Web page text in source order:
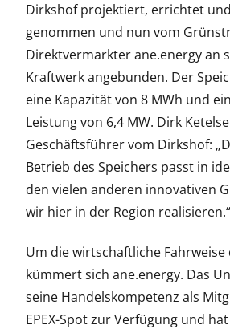
Dirkshof projektiert, errichtet
genommen und nun vom
Direktvermarkter ane.energy an
Kraftwerk angebunden. Der
eine Kapazität von 8 MWh und
Leistung von 6,4 MW. Dirk
Geschäftsführer vom Dirkshof:
Betrieb des Speichers passt in
den vielen anderen innovativen
wir hier in der Region realisieren.“
Um die wirtschaftliche Fahrweise
kümmert sich ane.energy. Das
seine Handelskompetenz als
EPEX-Spot zur Verfügung und